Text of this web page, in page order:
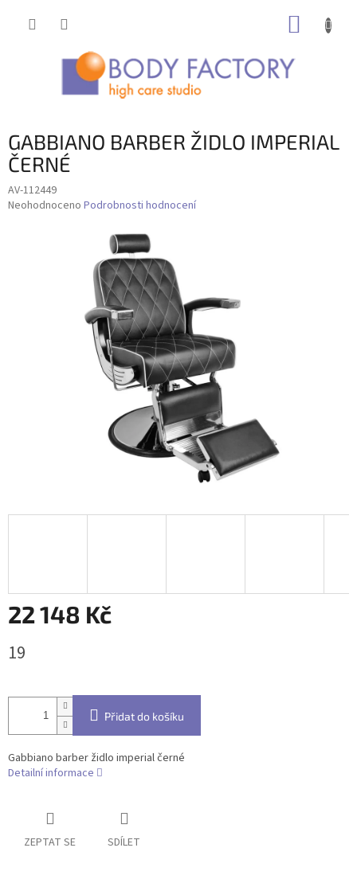
GABBIANO BARBER ŽIDLO IMPERIAL
ČERNÉ
AV-112449
Průměrné
Neohodnoceno Podrobnosti hodnocení
22 148 Kč
cena:
19
Přidat do košíku
Gabbiano barber židlo imperial černé
Detailní informace
ZEPTAT SE SDÍLET